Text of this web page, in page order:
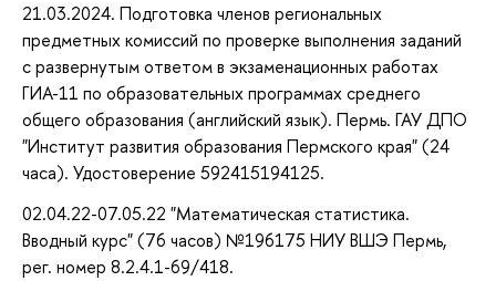
21.03.2024. Подготовка членов региональных
предметных комиссий по проверке выполнения заданий
с развернутым ответом в экзаменационных работах
ГИА-11 по образовательных программах среднего
общего образования (английский язык). Пермь. ГАУ ДПО
"Институт развития образования Пермского края" (24
часа). Удостоверение 592415194125.
02.04.22-07.05.22 "Математическая статистика.
Вводный курс" (76 часов) №196175 НИУ ВШЭ Пермь,
рег. номер 8.2.4.1-69/418.